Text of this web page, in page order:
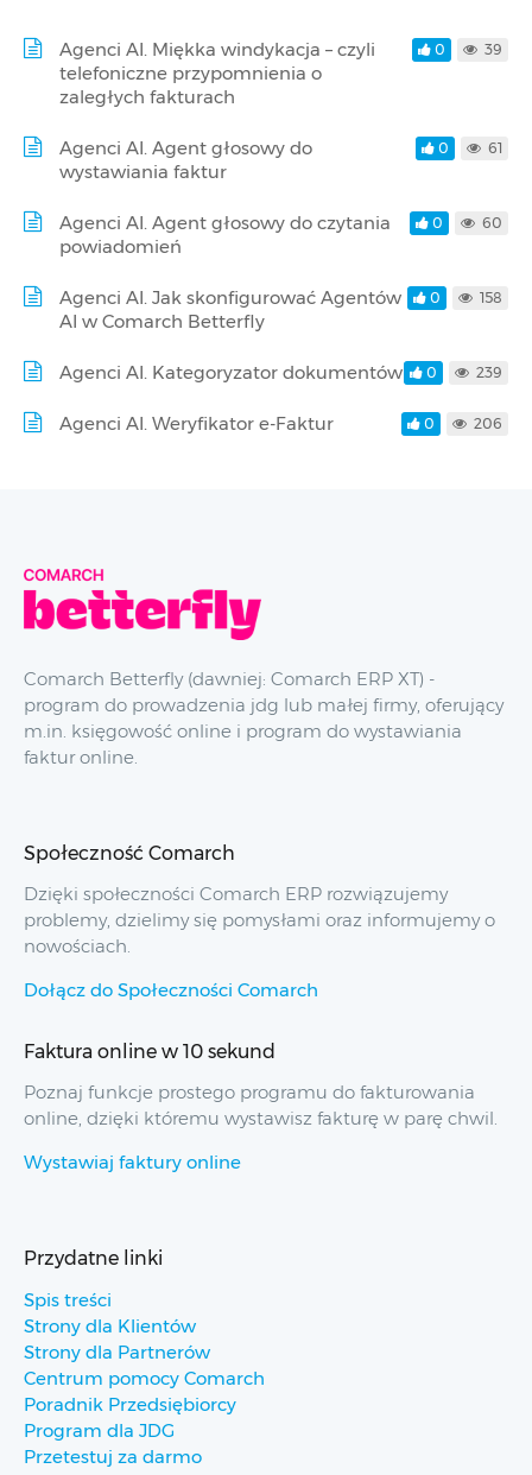
Agenci AI. Miękka windykacja – czyli
telefoniczne przypomnienia o
zaległych fakturach
0 39
Agenci AI. Agent głosowy do
wystawiania faktur
0 61
Agenci AI. Agent głosowy do czytania
powiadomień
0 60
Agenci AI. Jak skonfigurować Agentów
AI w Comarch Betterfly
0 158
Agenci AI. Kategoryzator dokumentów 0 239
Agenci AI. Weryfikator e-Faktur 0 206
Comarch Betterfly (dawniej: Comarch ERP XT) -
program do prowadzenia jdg lub małej firmy, oferujący
m.in. księgowość online i program do wystawiania
faktur online.
Społeczność Comarch
Dzięki społeczności Comarch ERP rozwiązujemy
problemy, dzielimy się pomysłami oraz informujemy o
nowościach.
Dołącz do Społeczności Comarch
Faktura online w 10 sekund
Poznaj funkcje prostego programu do fakturowania
online, dzięki któremu wystawisz fakturę w parę chwil.
Wystawiaj faktury online
Przydatne linki
Spis treści
Strony dla Klientów
Strony dla Partnerów
Centrum pomocy Comarch
Poradnik Przedsiębiorcy
Program dla JDG
Przetestuj za darmo